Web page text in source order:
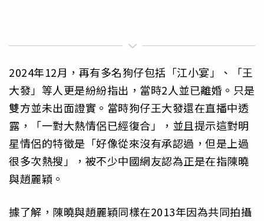
2024年12月，再有多名狗仔包括「江小宴」、「王
大發」等人更是紛紛指出，當時2人並已離婚。只是
雙方並未出面證實。當時狗仔王大發還在直播中透
露，「一對大熱情侶已經復合」，並且提示這對明
星情侶的特徵是「好像從來沒有承認過，但是上過
很多次熱搜」，被不少中國網友認為正是在指陳曉
與趙麗穎。
據了解，陳曉與趙麗穎同樣在2013年因為共同拍攝